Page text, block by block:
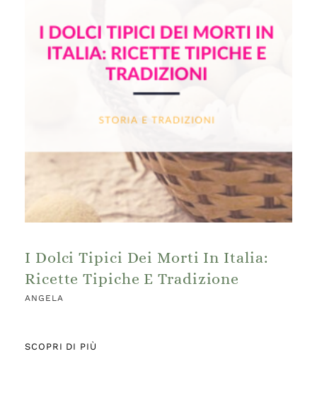
I Dolci Tipici Dei Morti In Italia:
Ricette Tipiche E Tradizione
ANGELA
SCOPRI DI PIÙ